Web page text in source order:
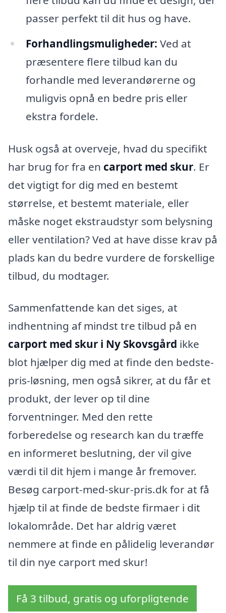
passer perfekt til dit hus og have.
Forhandlingsmuligheder: Ved at
præsentere flere tilbud kan du
forhandle med leverandørerne og
muligvis opnå en bedre pris eller
ekstra fordele.
Husk også at overveje, hvad du specifikt
har brug for fra en carport med skur. Er
det vigtigt for dig med en bestemt
størrelse, et bestemt materiale, eller
måske noget ekstraudstyr som belysning
eller ventilation? Ved at have disse krav på
plads kan du bedre vurdere de forskellige
tilbud, du modtager.
Sammenfattende kan det siges, at
indhentning af mindst tre tilbud på en
carport med skur i Ny Skovsgård ikke
blot hjælper dig med at finde den bedste-
pris-løsning, men også sikrer, at du får et
produkt, der lever op til dine
forventninger. Med den rette
forberedelse og research kan du træffe
en informeret beslutning, der vil give
værdi til dit hjem i mange år fremover.
Besøg carport-med-skur-pris.dk for at få
hjælp til at finde de bedste firmaer i dit
lokalområde. Det har aldrig været
nemmere at finde en pålidelig leverandør
til din nye carport med skur!
Få 3 tilbud, gratis og uforpligtende